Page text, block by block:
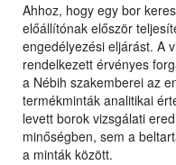
Ahhoz, hogy egy bor
előállítónak először
engedélyezési eljárást. A
rendelkezett érvényes
a Nébih szakemberei az
termékminták analitikai
levett borok vizsgálati
minőségben, sem a
a minták között.